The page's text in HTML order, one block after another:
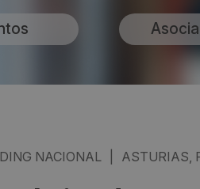
NACIONAL ASTURIAS,